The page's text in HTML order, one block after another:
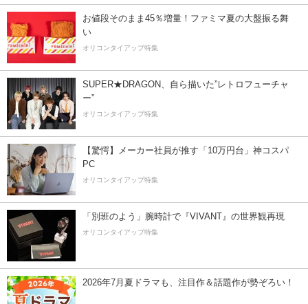
お値段そのまま45％増量！ファミマ夏の大盤振る舞
い
オリコンタイアップ特集
SUPER★DRAGON、自ら描いた”レトロフューチャ
ー”
オリコンタイアップ特集
【驚愕】メーカー社員が推す「10万円台」神コスパ
PC
オリコンタイアップ特集
「別班のよう」腕時計で『VIVANT』の世界観再現
オリコンタイアップ特集
2026年7月夏ドラマも、注目作＆話題作が勢ぞろい！